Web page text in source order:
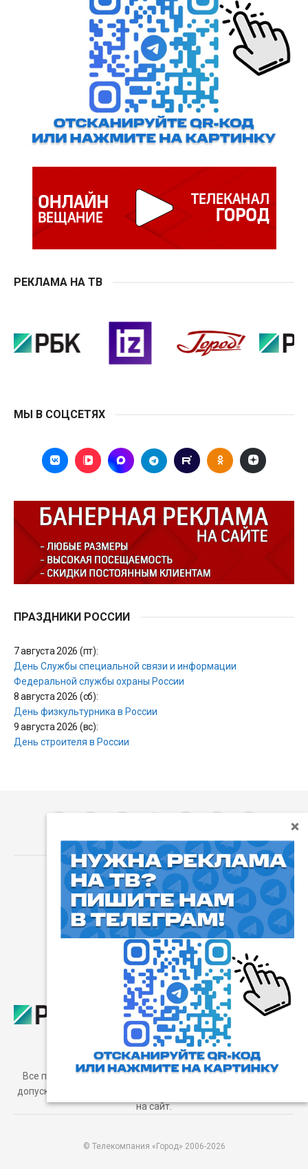
РЕКЛАМА НА ТВ
МЫ В СОЦСЕТЯХ
ПРАЗДНИКИ РОССИИ
7 августа 2026 (пт):
День Службы специальной связи и информации
Федеральной службы охраны России
8 августа 2026 (сб):
День физкультурника в России
9 августа 2026 (вс):
День строителя в России
Пользовательское соглашение
Все права защищены. Любое использование материалов
допускается только с согласия редакции, а также с ссылкой
на сайт.
© Телекомпания «Город» 2006-2026